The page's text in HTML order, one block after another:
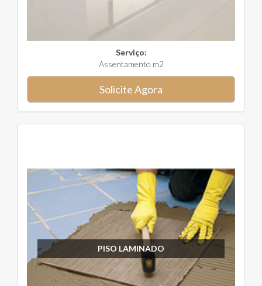
Serviço:
Assentamento m2
Solicite Agora
PISO LAMINADO